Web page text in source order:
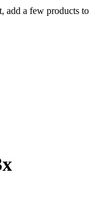
add a few products to